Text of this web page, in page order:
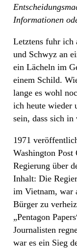
Informationen
Letztens fuhr ich
und Schwyz an
ein Lächeln im
einem Schild.
lange es wohl
ich heute wieder
sein, dass sich in
1971
Washington Post
Regierung über
Inhalt: Die
im Vietnam, war
Bürger zu
„Pentagon
Journalisten
war es ein Sieg